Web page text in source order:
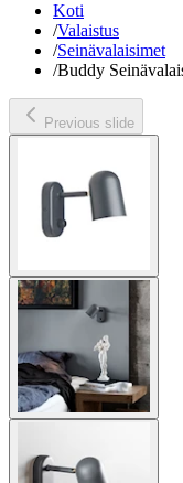
Koti
/Valaistus
/Seinävalaisimet
/Buddy
Previous slide